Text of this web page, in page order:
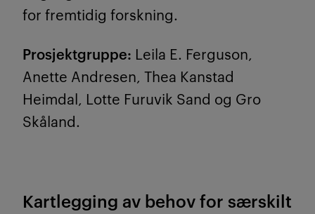
for fremtidig forskning.
Prosjektgruppe: Leila E. Ferguson,
Anette Andresen, Thea Kanstad
Heimdal, Lotte Furuvik Sand og Gro
Skåland.
Kartlegging av behov for særskilt